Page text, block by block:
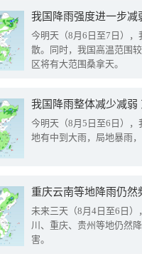
今明天（8月6日至7日）
散。同时，我国高温范围
区将有大范围桑拿天。
我国降雨整体减少减弱
今明天（8月5日至6日）
地有中到大雨，局地暴雨
重庆云南等地降雨仍然
未来三天（8月4日至6日
川、重庆、贵州等地仍然
害。